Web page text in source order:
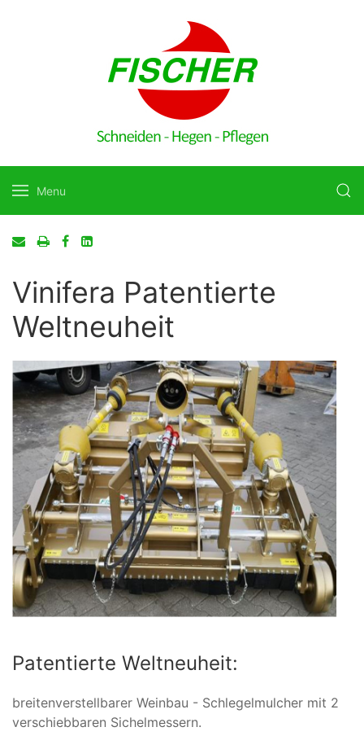
Menu
Vinifera Patentierte
Weltneuheit
Patentierte Weltneuheit:
breitenverstellbarer Weinbau - Schlegelmulcher mit 2
verschiebbaren Sichelmessern.